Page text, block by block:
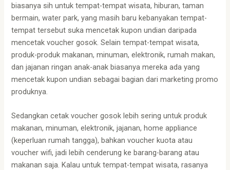
biasanya sih untuk tempat-tempat wisata, hiburan, taman
bermain, water park, yang masih baru kebanyakan tempat-
tempat tersebut suka mencetak kupon undian daripada
mencetak voucher gosok. Selain tempat-tempat wisata,
produk-produk makanan, minuman, elektronik, rumah makan,
dan jajanan ringan anak-anak biasanya mereka ada yang
mencetak kupon undian sebagai bagian dari marketing promo
produknya.
Sedangkan cetak voucher gosok lebih sering untuk produk
makanan, minuman, elektronik, jajanan, home appliance
(keperluan rumah tangga), bahkan voucher kuota atau
voucher wifi, jadi lebih cenderung ke barang-barang atau
makanan saja. Kalau untuk tempat-tempat wisata, rasanya